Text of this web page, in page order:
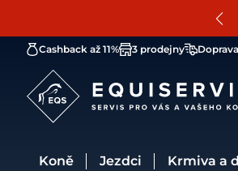
Cashback až 11% 3 prodejny
Koně Jezdci Krmiva a